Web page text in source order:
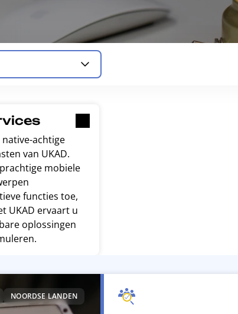
achtige
van UKAD.
mobiele
functies toe,
UKAD ervaart u
oplossingen
NOORDSE LANDEN